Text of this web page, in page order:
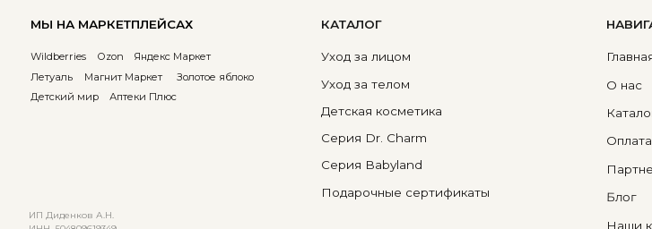
Публичная оферта
Согласие на обработку ПД